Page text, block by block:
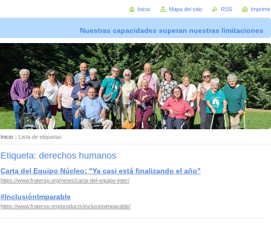
Nuestras capacidades superan nuestras limitaciones
Inicio | Lista de etiquetas
Etiqueta: derechos humanos
Carta del Equipo Núcleo: "Ya casi está finalizando el año"
https://www.fratersp.org/news/carta-del-equipo-inter/
#InclusiónImparable
https://www.fratersp.org/products/inclusionimparable/
Inicio Mapa del sitio RSS Imprimir